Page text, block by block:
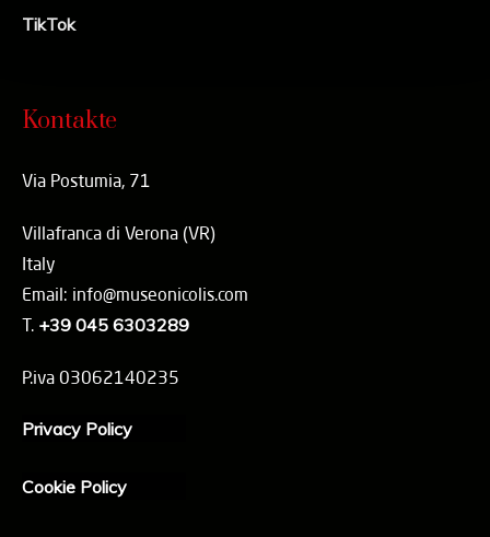
TikTok
Kontakte
Via Postumia, 71
Villafranca di Verona (VR)
Italy
Email: info@museonicolis.com
T. +39 045 6303289
P.iva 03062140235
Privacy Policy
Cookie Policy